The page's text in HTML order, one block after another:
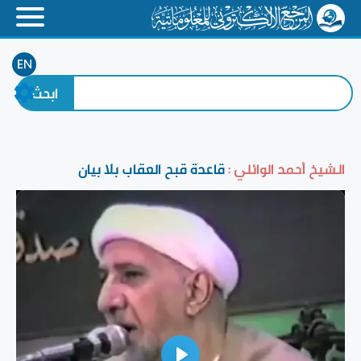
EN
الشيخ أحمد الوائلي :قاعدة قبح العقاب بلا بيان